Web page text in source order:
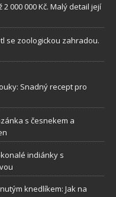
000 000 Kč. Malý detail její
se zoologickou zahradou.
Snadný recept pro
s česnekem a
indiánky s
knedlíkem: Jak na